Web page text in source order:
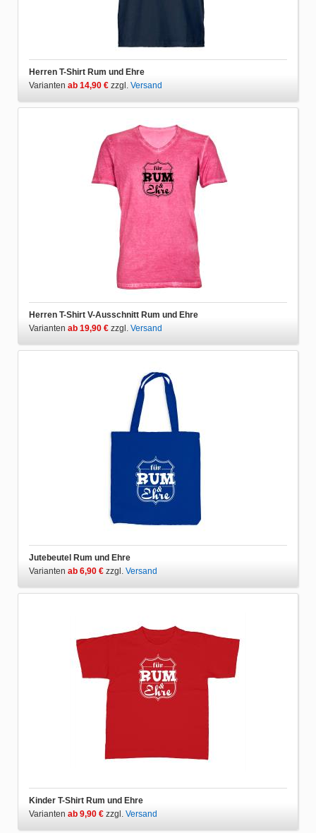
Herren T-Shirt Rum und Ehre
Varianten ab 14,90 € zzgl. Versand
Herren T-Shirt V-Ausschnitt Rum und Ehre
Varianten ab 19,90 € zzgl. Versand
Jutebeutel Rum und Ehre
Varianten ab 6,90 € zzgl. Versand
Kinder T-Shirt Rum und Ehre
Varianten ab 9,90 € zzgl. Versand